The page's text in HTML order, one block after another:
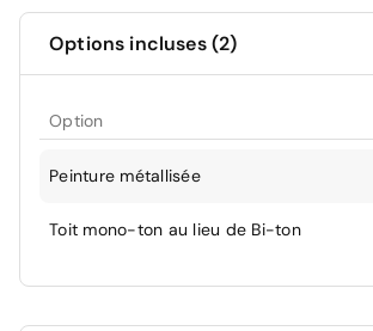
Options incluses (2)
Option
Peinture métallisée
Toit mono-ton au lieu de Bi-ton